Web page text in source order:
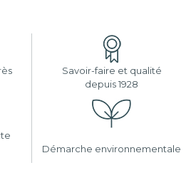
Savoir-faire et qualité
depuis 1928
Démarche environnementale